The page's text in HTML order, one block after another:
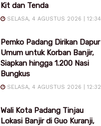
Kit dan Tenda
SELASA, 4 AGUSTUS 2026 | 12:34
Pemko Padang Dirikan Dapur
Umum untuk Korban Banjir,
Siapkan hingga 1.200 Nasi
Bungkus
SELASA, 4 AGUSTUS 2026 | 12:32
Wali Kota Padang Tinjau
Lokasi Banjir di Guo Kuranji,